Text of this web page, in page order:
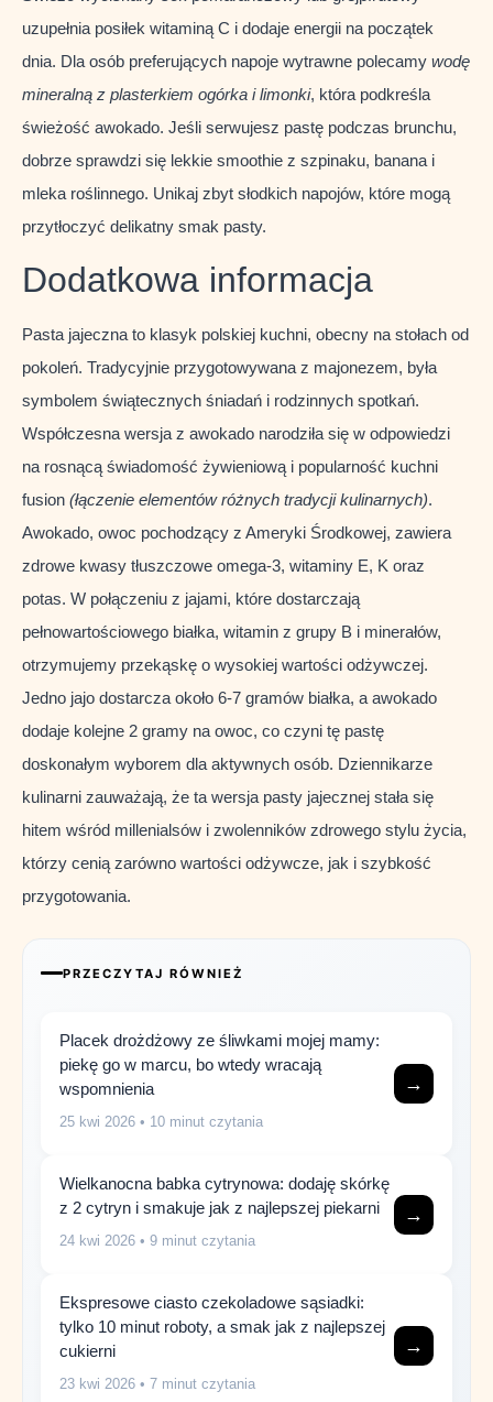
uzupełnia posiłek witaminą C i dodaje energii na początek
dnia. Dla osób preferujących napoje wytrawne polecamy wodę
mineralną z plasterkiem ogórka i limonki, która podkreśla
świeżość awokado. Jeśli serwujesz pastę podczas brunchu,
dobrze sprawdzi się lekkie smoothie z szpinaku, banana i
mleka roślinnego. Unikaj zbyt słodkich napojów, które mogą
przytłoczyć delikatny smak pasty.
Dodatkowa informacja
Pasta jajeczna to klasyk polskiej kuchni, obecny na stołach od
pokoleń. Tradycyjnie przygotowywana z majonezem, była
symbolem świątecznych śniadań i rodzinnych spotkań.
Współczesna wersja z awokado narodziła się w odpowiedzi
na rosnącą świadomość żywieniową i popularność kuchni
fusion (łączenie elementów różnych tradycji kulinarnych).
Awokado, owoc pochodzący z Ameryki Środkowej, zawiera
zdrowe kwasy tłuszczowe omega-3, witaminy E, K oraz
potas. W połączeniu z jajami, które dostarczają
pełnowartościowego białka, witamin z grupy B i minerałów,
otrzymujemy przekąskę o wysokiej wartości odżywczej.
Jedno jajo dostarcza około 6-7 gramów białka, a awokado
dodaje kolejne 2 gramy na owoc, co czyni tę pastę
doskonałym wyborem dla aktywnych osób. Dziennikarze
kulinarni zauważają, że ta wersja pasty jajecznej stała się
hitem wśród millenialsów i zwolenników zdrowego stylu życia,
którzy cenią zarówno wartości odżywcze, jak i szybkość
przygotowania.
PRZECZYTAJ RÓWNIEŻ
Placek drożdżowy ze śliwkami mojej mamy:
piekę go w marcu, bo wtedy wracają
wspomnienia
25 kwi 2026 • 10 minut czytania
→
Wielkanocna babka cytrynowa: dodaję skórkę
z 2 cytryn i smakuje jak z najlepszej piekarni
24 kwi 2026 • 9 minut czytania
→
Ekspresowe ciasto czekoladowe sąsiadki:
tylko 10 minut roboty, a smak jak z najlepszej
cukierni
23 kwi 2026 • 7 minut czytania
→